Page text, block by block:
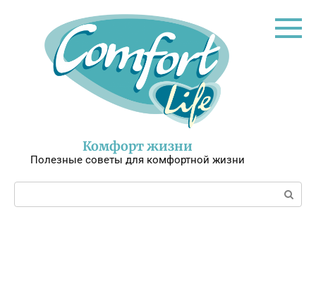
Комфорт жизни
Полезные советы для комфортной жизни
Поиск: